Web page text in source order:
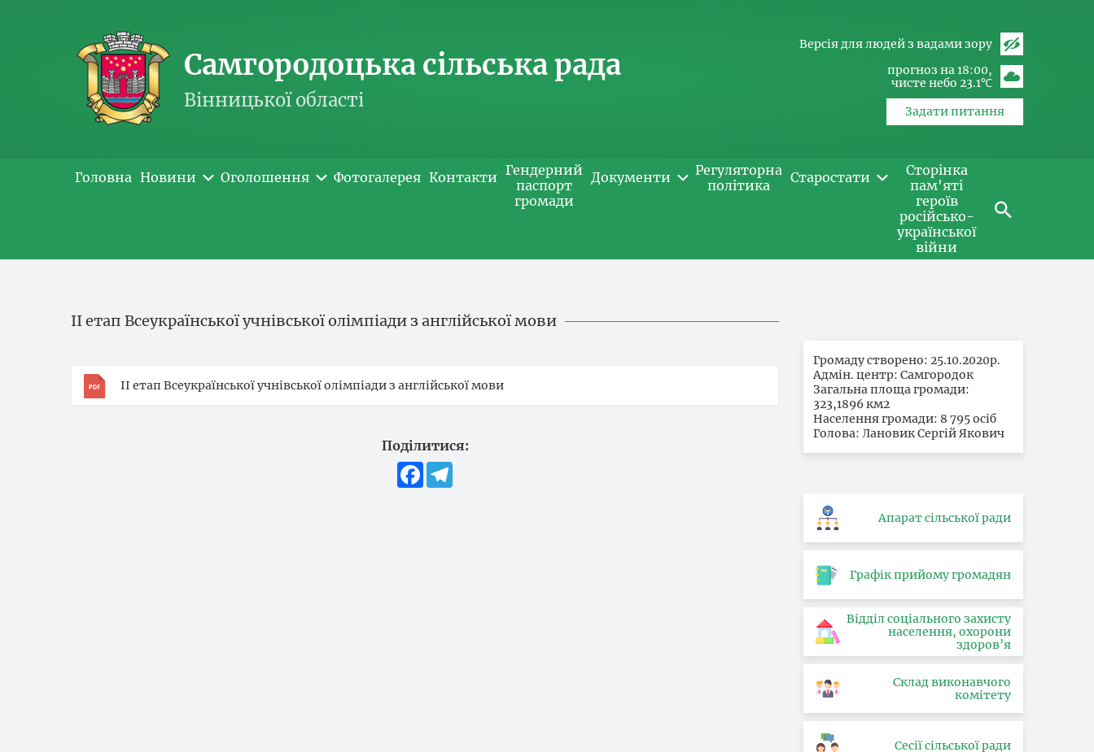
Самгородоцька сільська рада
Вінницької області
Версія для людей з вадами зору
прогноз на 18:00
чисте небо 23.1℃
Задати питання
Головна Новини Оголошення Фотогалерея Контакти Гендерний
паспорт
громади
Документи
Регуляторна
політика
Старостати
Сторінка
пам'яті
героїв
російсько-
української
війни
ІІ етап Всеукраїнської учнівської олімпіади з англійської мови
ІІ етап Всеукраїнської учнівської олімпіади з англійської мови
Поділитися:
Facebook
Громаду створено: 25.10.2020р.
Адмін. центр: Самгородок
Загальна площа громади:
323,1896 км2
Населення громади: 8 795 осіб
Голова: Лановик Сергій Якович
Апарат сільської ради
Графік прийому громадян
Відділ соціального захисту
населення, охорони
здоров’я
Склад виконавчого
комітету
Сесії сільської ради